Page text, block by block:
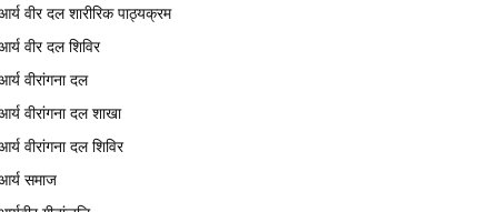
वीर दल शारीरिक पाठ्यक्रम
वीर दल शिविर
वीरांगना दल
वीरांगना दल शाखा
वीरांगना दल शिविर
समाज